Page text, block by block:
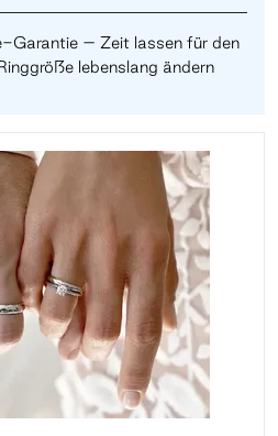
Garantie – Zeit lassen für den
lebenslang ändern